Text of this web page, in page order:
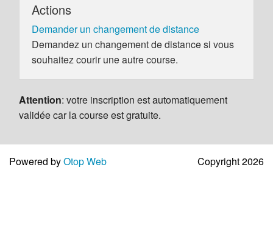
Actions
Demander un changement de distance
Demandez un changement de distance si vous
souhaitez courir une autre course.
Attention: votre inscription est automatiquement
validée car la course est gratuite.
Powered byOtop Web Copyright 2026